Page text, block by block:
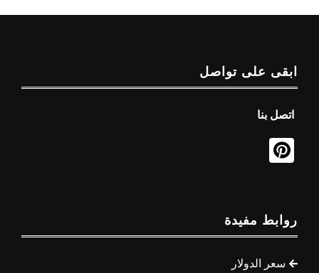
ابقى على تواصل
اتصل بنا
روابط مفيدة
سعر الدولار